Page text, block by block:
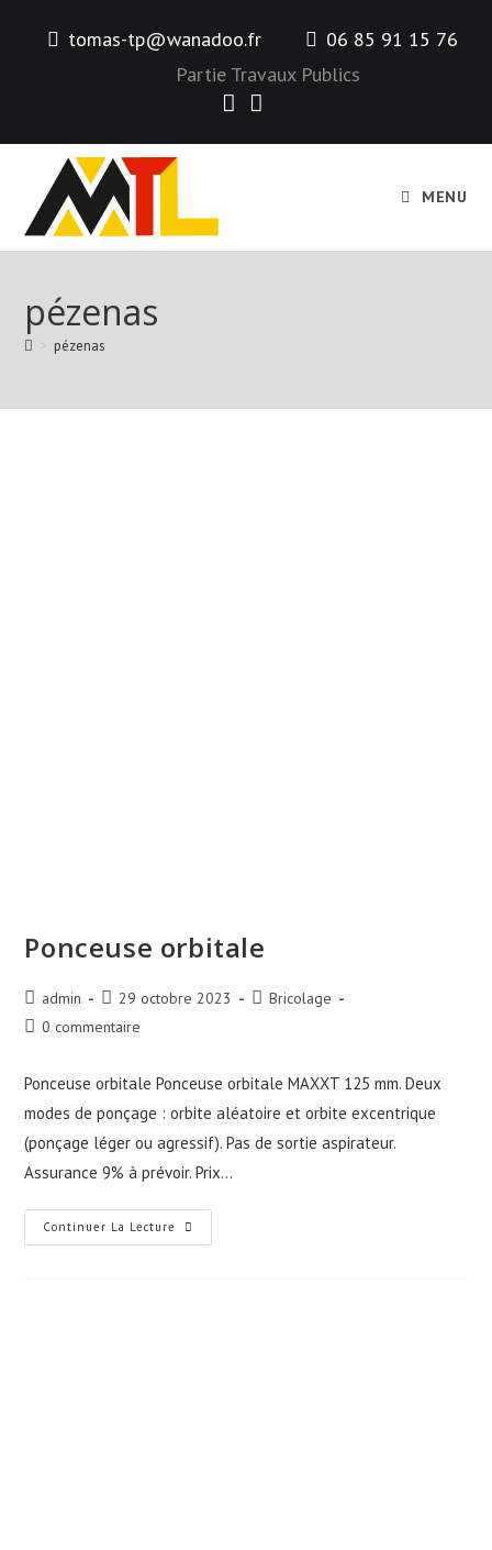
tomas-tp@wanadoo.fr
06 85 91 15 76
Partie Travaux Publics
MENU
pézenas
pézenas
Ponceuse orbitale
Auteur/autrice
de
admin
Publication
publiée :
29 octobre 2023
PostBricolage
Commentaires
publication :
0 commentaire
Ponceuse orbitale Ponceuse orbitale MAXXT 125 mm. Deux
modes de ponçage : orbite aléatoire et orbite excentrique
(ponçage léger ou agressif). Pas de sortie aspirateur.
Assurance 9% à prévoir. Prix…
Continuer La Lecture Ponceuse
Orbitale